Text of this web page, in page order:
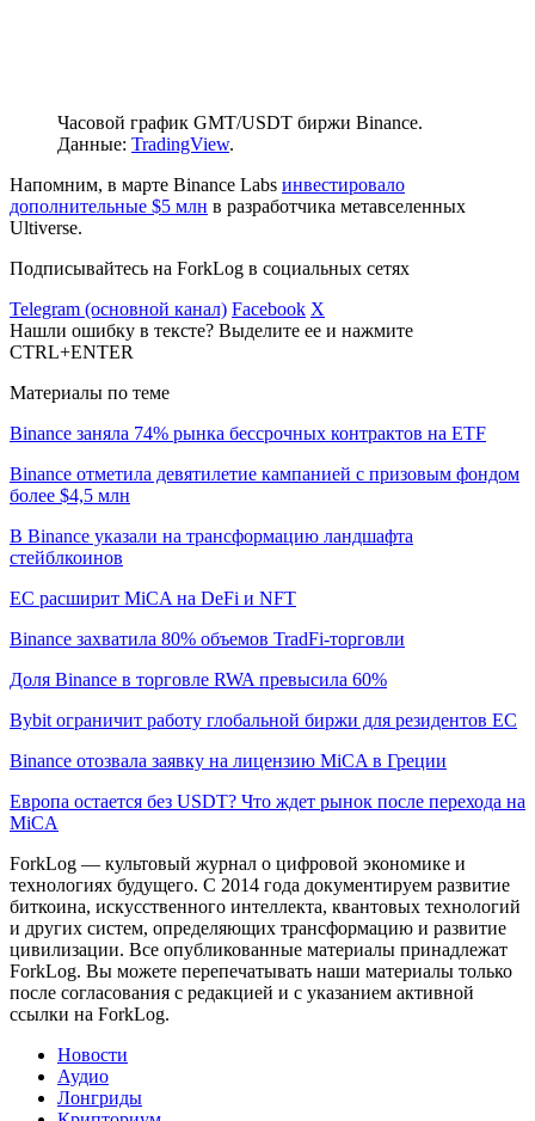
Часовой график GMT/USDT биржи Binance.
Данные: TradingView.
Напомним, в марте Binance Labs инвестировало
дополнительные $5 млн в разработчика метавселенных
Ultiverse.
Подписывайтесь на ForkLog в социальных сетях
Telegram (основной канал) Facebook X
Нашли ошибку в тексте? Выделите ее и нажмите
CTRL+ENTER
Материалы по теме
Binance заняла 74% рынка бессрочных контрактов на ETF
Binance отметила девятилетие кампанией с призовым фондом
более $4,5 млн
В Binance указали на трансформацию ландшафта
стейблкоинов
ЕС расширит MiCA на DeFi и NFT
Binance захватила 80% объемов TradFi-торговли
Доля Binance в торговле RWA превысила 60%
Bybit ограничит работу глобальной биржи для резидентов ЕС
Binance отозвала заявку на лицензию MiCA в Греции
Европа остается без USDT? Что ждет рынок после перехода на
MiCA
ForkLog — культовый журнал о цифровой экономике и
технологиях будущего. С 2014 года документируем развитие
биткоина, искусственного интеллекта, квантовых технологий
и других систем, определяющих трансформацию и развитие
цивилизации. Все опубликованные материалы принадлежат
ForkLog. Вы можете перепечатывать наши материалы только
после согласования с редакцией и с указанием активной
ссылки на ForkLog.
Новости
Аудио
Лонгриды